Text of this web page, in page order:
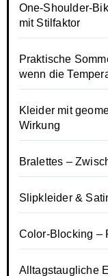
One-Shoulder-
mit Stilfaktor
Praktische
wenn die
Kleider mit
Wirkung
Bralettes –
Slipkleider &
Color-Blocking –
Alltagstaugliche